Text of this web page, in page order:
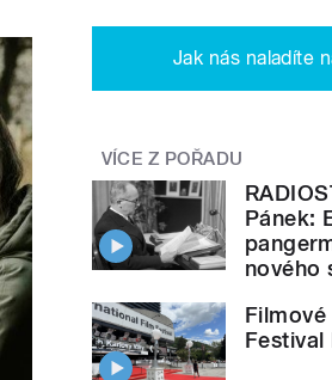
Jak nás naladíte
VÍCE Z POŘADU
Pánek:
nového
Filmové